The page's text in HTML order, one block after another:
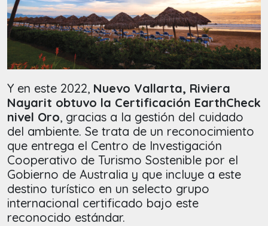
Y en este 2022, Nuevo Vallarta, Riviera
Nayarit obtuvo la Certificación EarthCheck
nivel Oro, gracias a la gestión del cuidado
del ambiente. Se trata de un reconocimiento
que entrega el Centro de Investigación
Cooperativo de Turismo Sostenible por el
Gobierno de Australia y que incluye a este
destino turístico en un selecto grupo
internacional certificado bajo este
reconocido estándar.